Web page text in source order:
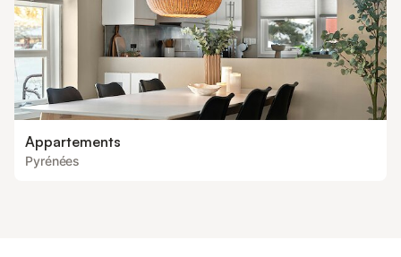
Appartements
Pyrénées